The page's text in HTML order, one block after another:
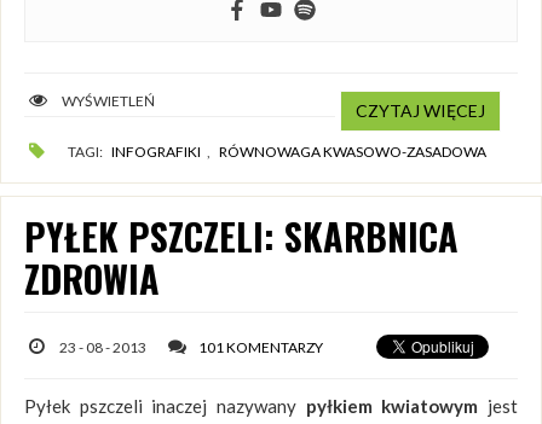
WYŚWIETLEŃ CZYTAJ WIĘCEJ
TAGI: INFOGRAFIKI , RÓWNOWAGA KWASOWO-ZASADOWA
PYŁEK PSZCZELI: SKARBNICA
ZDROWIA
23 - 08 - 2013 101 KOMENTARZY
Pyłek pszczeli inaczej nazywany pyłkiem kwiatowym jest